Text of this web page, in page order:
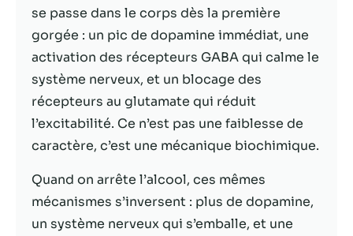
se passe dans le corps dès la première
gorgée : un pic de dopamine immédiat, une
activation des récepteurs GABA qui calme le
système nerveux, et un blocage des
récepteurs au glutamate qui réduit
l’excitabilité. Ce n’est pas une faiblesse de
caractère, c’est une mécanique biochimique.
Quand on arrête l’alcool, ces mêmes
mécanismes s’inversent : plus de dopamine,
un système nerveux qui s’emballe, et une
Nécessaire
Ces cookies ne
sont pas
facultatifs. Ils
sont
nécessaires au
fonctionnement
Statistiques